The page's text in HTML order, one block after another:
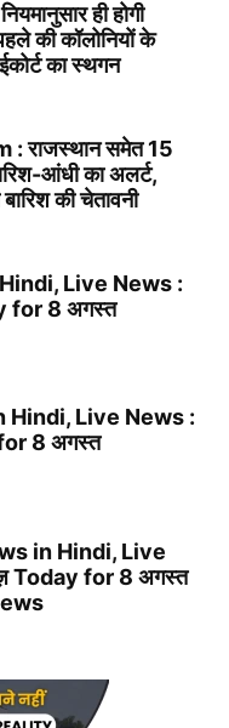
ही होगी
की कॉलोनियों के
का स्थगन
: राजस्थान समेत 15
आंधी का अलर्ट,
की चेतावनी
Live News :
for 8 अगस्त
Hindi, Live News :
8 अगस्त
in Hindi, Live
Today for 8 अगस्त